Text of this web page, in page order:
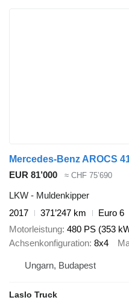
EUR 81’000 ≈ CHF 75’690
LKW - Muldenkipper
2017
371’247 km
Euro 6
Motorleistung 480 PS (353
Achsenkonfiguration 8x4
Ungarn, Budapest
Laslo Truck